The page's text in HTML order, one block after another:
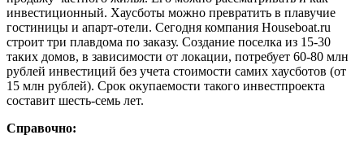
инвестиционный. Хаусботы можно превратить в плавучие
гостиницы и апарт-отели. Сегодня компания Houseboat.ru
строит три плавдома по заказу. Создание поселка из 15-30
таких домов, в зависимости от локации, потребует 60-80 млн
рублей инвестиций без учета стоимости самих хаусботов (от
15 млн рублей). Срок окупаемости такого инвестпроекта
составит шесть-семь лет.
Справочно: